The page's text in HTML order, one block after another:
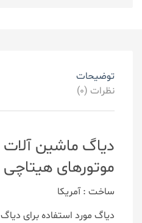
توضیحات
نظرات (0)
دیاگ ماشین
موتورهای هیتاچی Hitachi
ساخت : آمریکا
دیاگ مورد استفاده برای